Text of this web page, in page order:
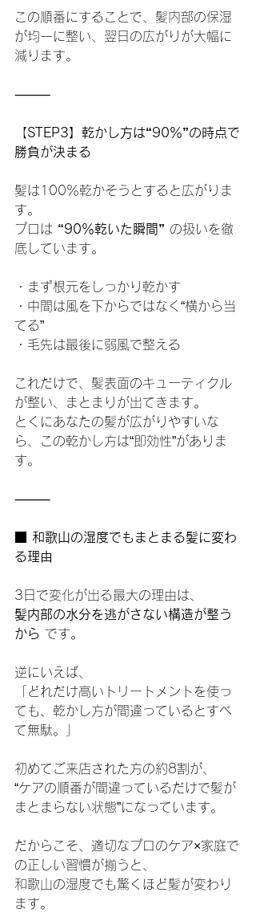
この順番にすることで、髪内部の保湿
が均一に整い、翌日の広がりが大幅に
減ります。
⸻
【STEP3】乾かし方は“90％”の時点で
勝負が決まる
髪は100％乾かそうとすると広がりま
す。
プロは “90％乾いた瞬間” の扱いを徹
底しています。
・まず根元をしっかり乾かす
・中間は風を下からではなく“横から当
てる”
・毛先は最後に弱風で整える
これだけで、髪表面のキューティクル
が整い、まとまりが出てきます。
とくにあなたの髪が広がりやすいな
ら、この乾かし方は“即効性”がありま
す。
⸻
■ 和歌山の湿度でもまとまる髪に変わ
る理由
3日で変化が出る最大の理由は、
髪内部の水分を逃がさない構造が整う
から です。
逆にいえば、
「どれだけ高いトリートメントを使っ
ても、乾かし方が間違っているとすべ
て無駄。」
初めてご来店された方の約8割が、
“ケアの順番が間違っているだけで髪が
まとまらない状態”になっています。
だからこそ、適切なプロのケア×家庭で
の正しい習慣が揃うと、
和歌山の湿度でも驚くほど髪が変わり
ます。